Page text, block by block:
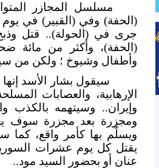
مسلسل المجازر
(الحفة) وفي (القبير) في
جرى في (الحولة).. قتل
(الحفة)، وأكثر من مائة
وأطفال وشيوخ ؛ ولكن من
سيقول بشار الأسد إنها
الإرهابية، والعصابات
وإيران.. وسيتهمه بالكذب
ومجزرة بعد مجزرة سوف
ويسلّم بها كأمر واقع،
يقتل كل يوم عشرات
عنان أو بحضور السيد مود..